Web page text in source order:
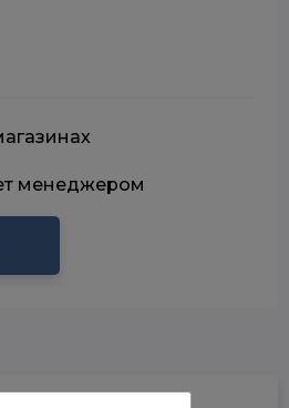
менеджером